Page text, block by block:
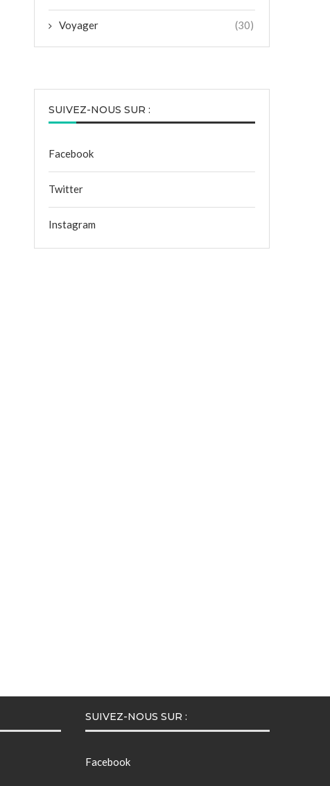
Voyager (30)
SUIVEZ-NOUS SUR :
Facebook
Twitter
Instagram
SUIVEZ-NOUS SUR :
Facebook